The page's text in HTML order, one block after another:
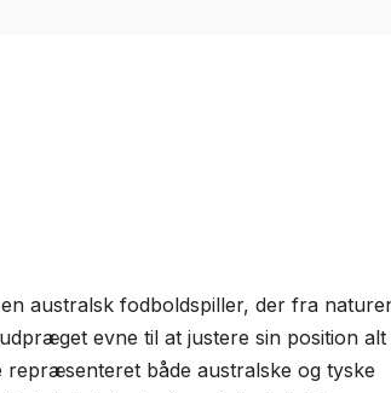
australsk fodboldspiller, der fra
evne til at justere sin position alt
både australske og tyske